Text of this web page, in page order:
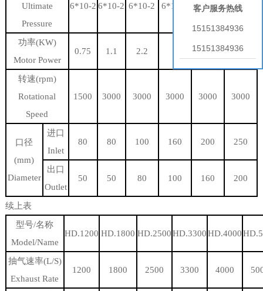
Ultimate
Pressure
6*10-2 6*10-2 6*10-2 6*10-2 6*10-2 6*10-2
功率(KW)
Motor Power
0.75 1.1 2.2 5.5 7.5
转速(rpm)
Rotational
Speed
1500 3000 3000 3000 3000 3000
口径
(mm)
Diameter
进口
Inlet
80 80 100 160 200 250
出口
Outlet
50 50 80 100 160 200
续上表
型号/名称
Model/Name
HD.1200 HD.1800 HD.2500HD.3300HD.4000
抽气速率(L/S)
Exhaust Rate
1200 1800 2500 3300 4000
客户服务热线
15151384936
15151384936